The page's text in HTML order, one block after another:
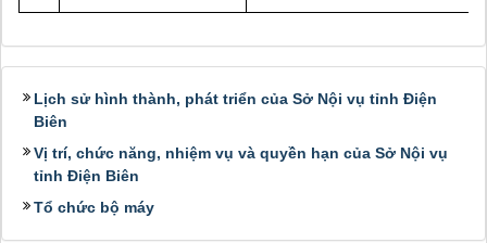
Lịch sử hình thành, phát triển của Sở Nội vụ tỉnh Điện
Biên
Vị trí, chức năng, nhiệm vụ và quyền hạn của Sở Nội vụ
tỉnh Điện Biên
Tổ chức bộ máy